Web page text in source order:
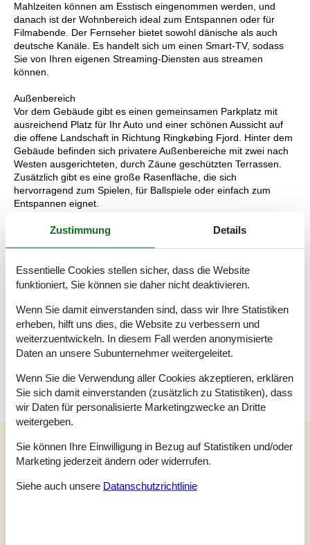
Mahlzeiten können am Esstisch eingenommen werden, und
danach ist der Wohnbereich ideal zum Entspannen oder für
Filmabende. Der Fernseher bietet sowohl dänische als auch
deutsche Kanäle. Es handelt sich um einen Smart-TV, sodass
Sie von Ihren eigenen Streaming-Diensten aus streamen
können.
Außenbereich
Vor dem Gebäude gibt es einen gemeinsamen Parkplatz mit
ausreichend Platz für Ihr Auto und einer schönen Aussicht auf
die offene Landschaft in Richtung Ringkøbing Fjord. Hinter dem
Gebäude befinden sich privatere Außenbereiche mit zwei nach
Westen ausgerichteten, durch Zäune geschützten Terrassen.
Zusätzlich gibt es eine große Rasenfläche, die sich
hervorragend zum Spielen, für Ballspiele oder einfach zum
Entspannen eignet.
einkaufen, die Kinder auf einem der Spielplätze toben lassen
oder ein gutes Mittagessen in einem der Restaurants der Stadt
an warmen Sommertagen ist der nahegelegene Strand mit den
rauschenden Wellen der Nordsee ein fantastisches Ausflugsziel.
Die Küste ist jedoch das ganze Jahr über beeindruckend, und
die Umgebung bietet Möglichkeiten für Aktivitäten wie Golf,
Angeln, Surfen, Radfahren und vieles mehr in der herrlichen
Natur.
Unsere Gästebewertungen
Unsere Gästebewertungen
Zustimmung Details
Essentielle Cookies stellen sicher, dass die Website
funktioniert, Sie können sie daher nicht deaktivieren.
Wenn Sie damit einverstanden sind, dass wir Ihre Statistiken
erheben, hilft uns dies, die Website zu verbessern und
weiterzuentwickeln. In diesem Fall werden anonymisierte
Daten an unsere Subunternehmer weitergeleitet.
Wenn Sie die Verwendung aller Cookies akzeptieren, erklären
Sie sich damit einverstanden (zusätzlich zu Statistiken), dass
wir Daten für personalisierte Marketingzwecke an Dritte
weitergeben.
Sie können Ihre Einwilligung in Bezug auf Statistiken und/oder
Marketing jederzeit ändern oder widerrufen.
Siehe auch unsere Datanschutzrichtlinie